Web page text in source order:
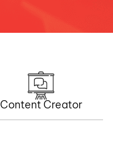
Content Creator